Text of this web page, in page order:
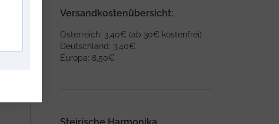
Versandkostenübersicht:
Österreich: 3,40€ (ab 30€ kostenfrei)
Deutschland: 3,40€
Europa: 8,50€